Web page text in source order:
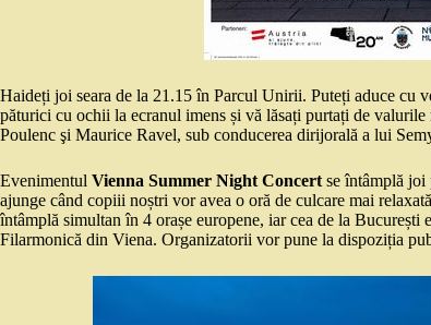
Haideți joi seara de la 21.15 în Parcul Unirii. Puteți aduce cu
păturici cu ochii la ecranul imens și vă lăsați purtați de
Poulenc şi Maurice Ravel, sub conducerea dirijorală a lui
Evenimentul Vienna Summer Night Concert se întâmplă joi
ajunge când copiii noștri vor avea o oră de culcare mai
întâmplă simultan în 4 orașe europene, iar cea de la
Filarmonică din Viena. Organizatorii vor pune la dispoziția